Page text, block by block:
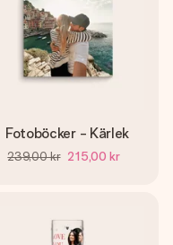
Fotoböcker - Kärlek
239,00 kr 215,00 kr